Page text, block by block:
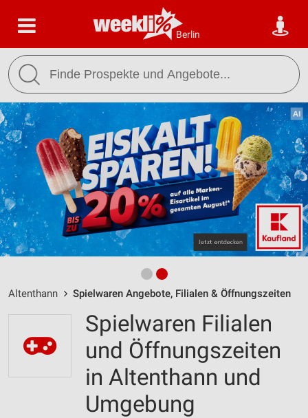
Berlin
Altenthann Spielwaren Angebote, Filialen & Öffnungszeiten
Spielwaren Filialen
und Öffnungszeiten
in Altenthann und
Umgebung